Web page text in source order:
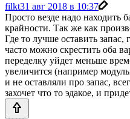
filkt31 авг 2018 в 10:37
Просто везде надо находить
крайности. Так же как
Где то лучше оставить запас,
часто можно скрестить оба
переделку уйдет меньше
увеличится (например
и не оставляли про запас,
захочет что то эдакое, и